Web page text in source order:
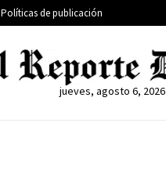
Políticas de publicación
jueves, agosto 6, 2026